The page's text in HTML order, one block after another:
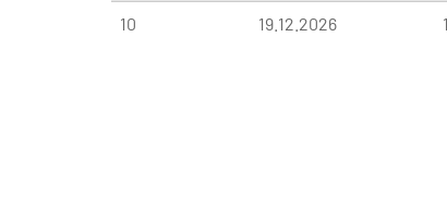
10 19.12.2026